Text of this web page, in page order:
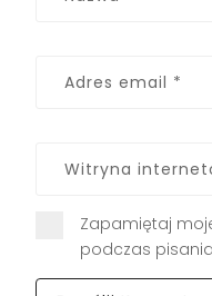
Zapamiętaj
podczas